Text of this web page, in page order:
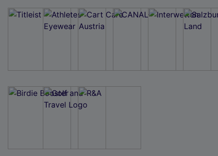
Wir und unsere Partner verarbeiten Daten, um
Verwendung genauer Standortdaten. Endgeräteeigenschaften zur Identifikation